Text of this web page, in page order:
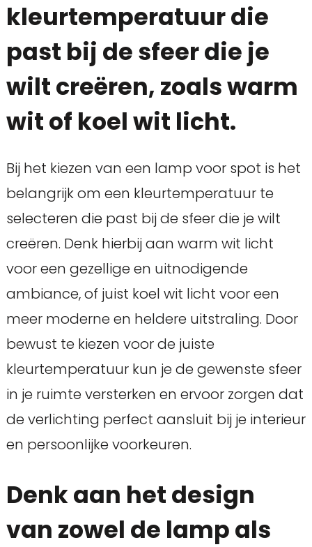
kleurtemperatuur die
past bij de sfeer die je
wilt creëren, zoals warm
wit of koel wit licht.
Bij het kiezen van een lamp voor spot is het
belangrijk om een kleurtemperatuur te
selecteren die past bij de sfeer die je wilt
creëren. Denk hierbij aan warm wit licht
voor een gezellige en uitnodigende
ambiance, of juist koel wit licht voor een
meer moderne en heldere uitstraling. Door
bewust te kiezen voor de juiste
kleurtemperatuur kun je de gewenste sfeer
in je ruimte versterken en ervoor zorgen dat
de verlichting perfect aansluit bij je interieur
en persoonlijke voorkeuren.
Denk aan het design
van zowel de lamp als